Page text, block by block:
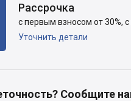
Рассрочка
с первым взносом от 30%,
Уточнить детали
Сообщите